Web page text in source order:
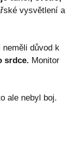
vysvětlení a
důvod k
srdce. Monitor
ale nebyl boj.